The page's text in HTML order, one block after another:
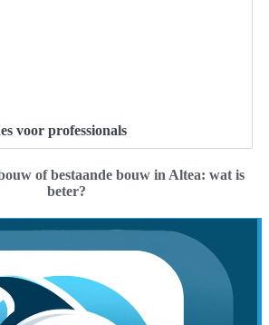
voor professionals
of bestaande bouw in Altea: wat is
beter?